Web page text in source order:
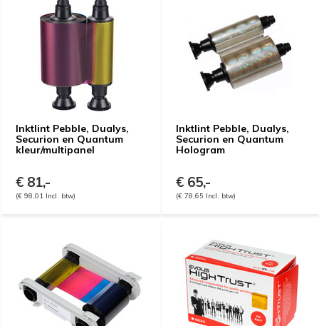
Inktlint Pebble, Dualys,
Securion en Quantum
kleur/multipanel
€ 81,-
(€ 98,01 Incl. btw)
Inktlint Pebble, Dualys,
Securion en Quantum
Hologram
€ 65,-
(€ 78,65 Incl. btw)